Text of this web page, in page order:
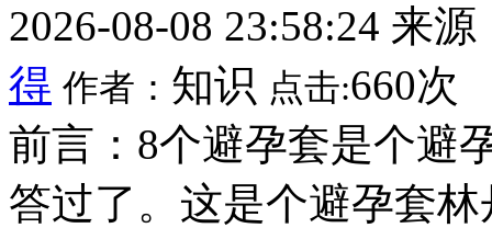
2026-08-08 23:58:24 来源
得 作者： 知识 点击:660次
前言：8个避孕套是个避
答过了。这是个避孕套